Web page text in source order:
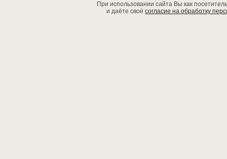
При использовании сайта Вы как
и даёте своё согласие на обработку